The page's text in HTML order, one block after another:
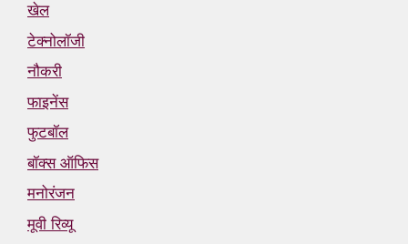
खेल
टेक्नोलॉजी
नौकरी
फाइनेंस
फुटबॉल
बॉक्स ऑफिस
मनोरंजन
मूवी रिव्यू